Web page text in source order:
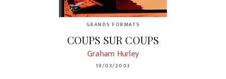
GRANDS FORMATS
COUPS SUR COUPS
Graham Hurley
19/03/2003